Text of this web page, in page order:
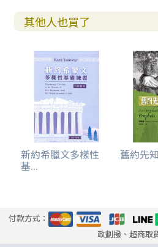
其他人也買了
新約希臘文多樣性
基...
舊約先
付款方式：
政劃撥、超商取